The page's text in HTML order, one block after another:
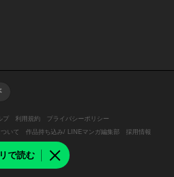
で読む
プ 利用規約
プライバシーポリシー
いて 作品持ち込み/ LINEマンガ編集部
採用情報